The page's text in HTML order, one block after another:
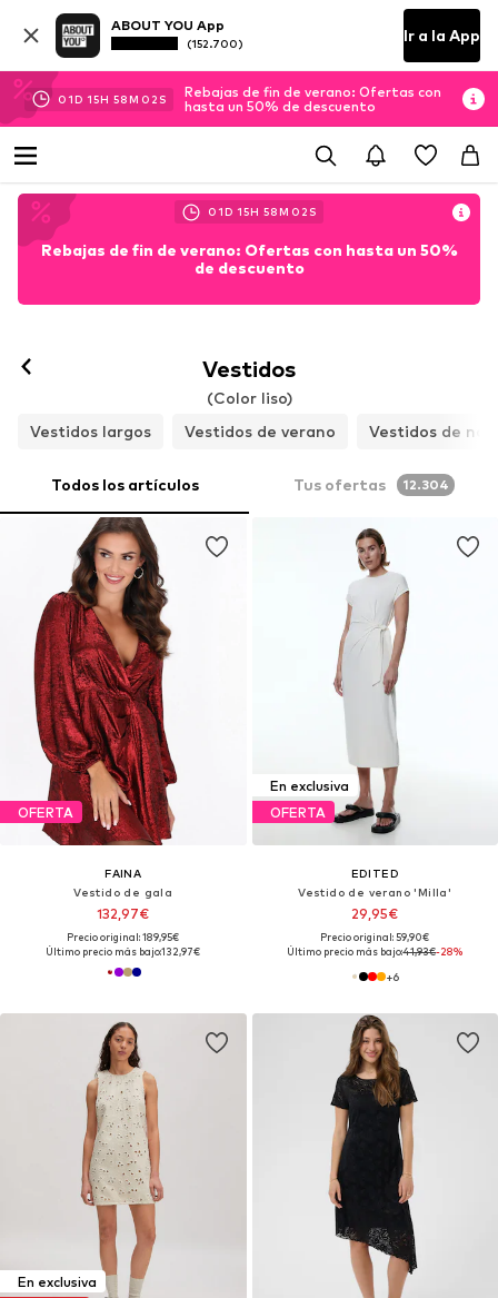
ABOUT YOU App
(152.700) Ir a la App
01D 15H 58M 00 S
Rebajas de fin de verano: Ofertas con
hasta un 50% de descuento
01D 15H 58M 00 S
Rebajas de fin de verano: Ofertas con hasta un 50%
de descuento
Vestidos
(Color liso)
Vestidos largos
Vestidos de verano Vestidos de
Todos los artículos Tus ofertas 12.304
OFERTA
FAINA
Vestido de gala
132,97€
Precio original: 189,95€
Último precio más bajo:132,97€
En exclusiva
OFERTA
EDITED
Vestido de verano 'Milla'
29,95€
Precio original: 59,90€
Último precio más bajo:41,93€-28%
+6
En exclusiva